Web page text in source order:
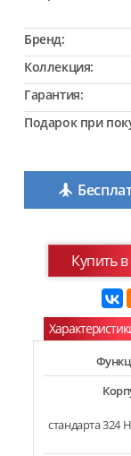
Бренд:
Коллекция:
Гарантия:
Подарок при
Купить
стандарта 324